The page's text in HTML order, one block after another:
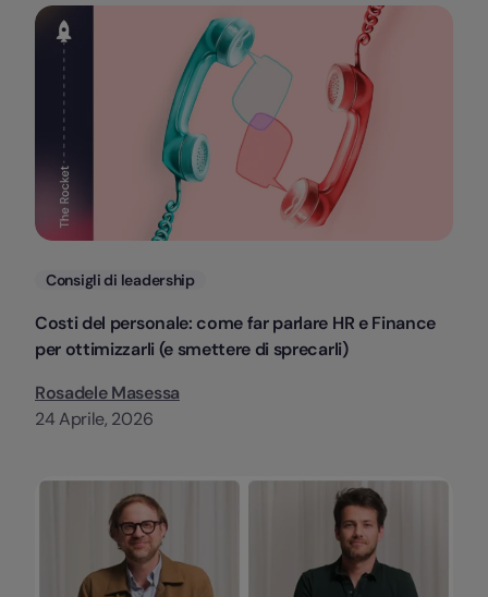
Categorie
Consigli di leadership
Costi del personale: come far parlare HR e Finance
per ottimizzarli (e smettere di sprecarli)
Rosadele Masessa
24 Aprile, 2026